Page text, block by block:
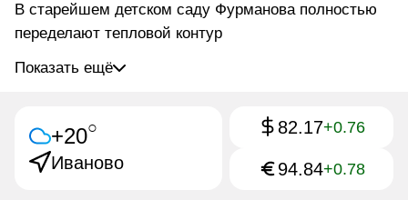
В старейшем детском саду Фурманова полностью
переделают тепловой контур
Показать ещё
+20○
Иваново
82.17+0.76
94.84+0.78